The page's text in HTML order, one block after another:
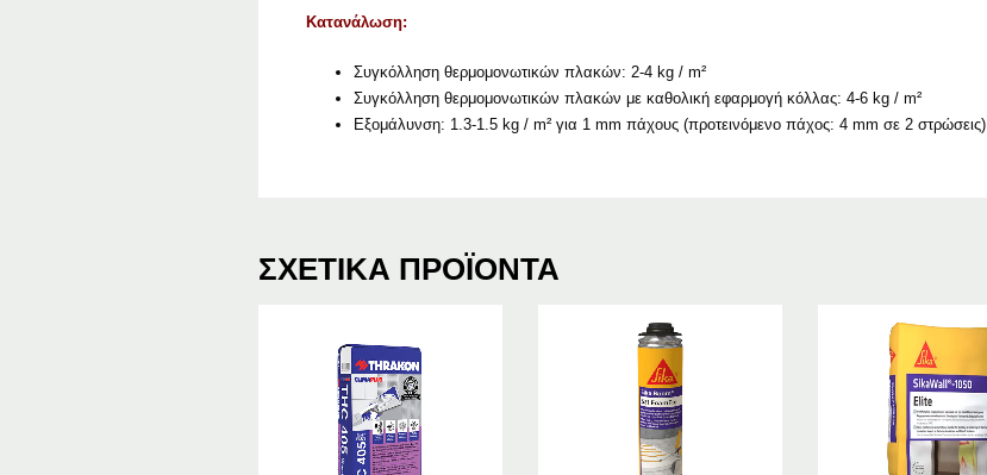
Κατανάλωση:
Συγκόλληση θερμομονωτικών πλακών: 2-4 kg / m²
Συγκόλληση θερμομονωτικών πλακών με καθολική εφαρμογή κόλλας: 4-6 kg / m²
Εξομάλυνση: 1.3-1.5 kg / m² για 1 mm πάχους (προτεινόμενο πάχος: 4 mm σε 2 στρώσεις)
ΣΧΕΤΙΚΆ ΠΡΟΪΌΝΤΑ